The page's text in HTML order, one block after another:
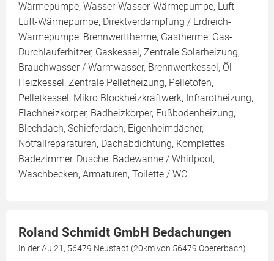
Wärmepumpe, Wasser-Wasser-Wärmepumpe, Luft-
Luft-Wärmepumpe, Direktverdampfung / Erdreich-
Wärmepumpe, Brennwerttherme, Gastherme, Gas-
Durchlauferhitzer, Gaskessel, Zentrale Solarheizung,
Brauchwasser / Warmwasser, Brennwertkessel, Öl-
Heizkessel, Zentrale Pelletheizung, Pelletofen,
Pelletkessel, Mikro Blockheizkraftwerk, Infrarotheizung,
Flachheizkörper, Badheizkörper, Fußbodenheizung,
Blechdach, Schieferdach, Eigenheimdächer,
Notfallreparaturen, Dachabdichtung, Komplettes
Badezimmer, Dusche, Badewanne / Whirlpool,
Waschbecken, Armaturen, Toilette / WC
Roland Schmidt GmbH Bedachungen
In der Au 21, 56479 Neustadt (20km von 56479 Obererbach)